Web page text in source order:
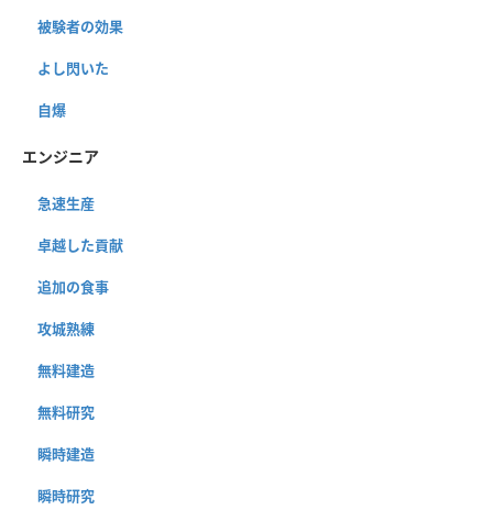
被験者の効果
よし閃いた
自爆
エンジニア
急速生産
卓越した貢献
追加の食事
攻城熟練
無料建造
無料研究
瞬時建造
瞬時研究